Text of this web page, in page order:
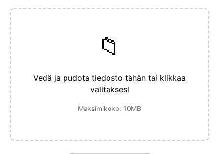
📁
Vedä ja pudota tiedosto tähän tai klikkaa
valitaksesi
Maksimikoko: 10MB